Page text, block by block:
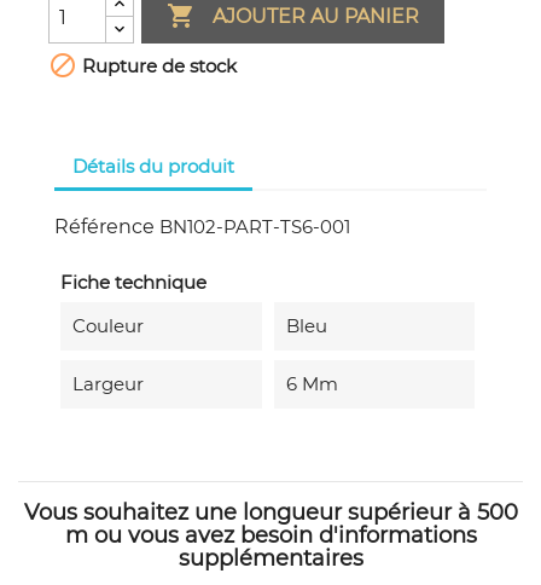
 AJOUTER AU PANIER
 Rupture de stock
Détails du produit
Référence BN102-PART-TS6-001
Fiche technique
Couleur
Bleu
Largeur 6 Mm
Vous souhaitez une longueur supérieur à 500
m ou vous avez besoin d'informations
supplémentaires